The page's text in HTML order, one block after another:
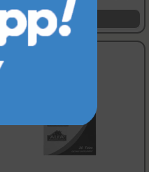
مشاهده محصول